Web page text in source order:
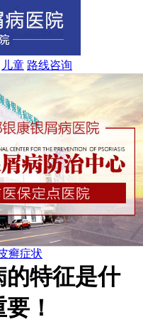
儿童 路线咨询
癣症状
特征是什
！